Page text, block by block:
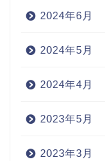
2024年6月
2024年5月
2024年4月
2023年5月
2023年3月